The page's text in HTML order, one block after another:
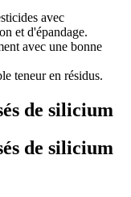
avec
et d'épandage.
avec une bonne
teneur en résidus.
de silicium
de silicium